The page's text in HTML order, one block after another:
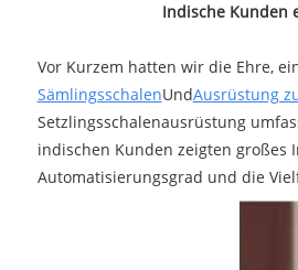
Indische Kunden
Vor Kurzem hatten wir die Ehre,
SämlingsschalenUndAusrüstung
Setzlingsschalenausrüstung
indischen Kunden zeigten großes
Automatisierungsgrad und die